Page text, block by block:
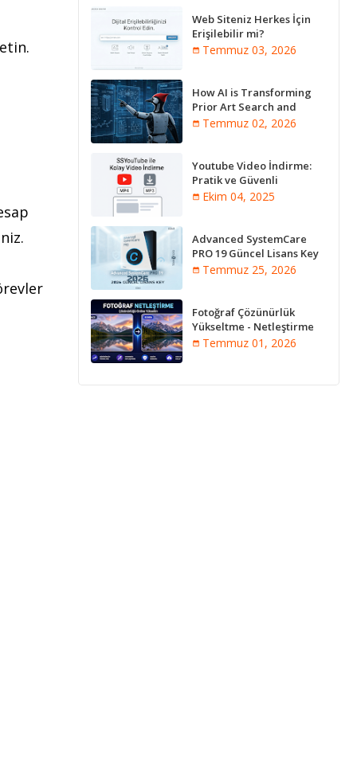
Web Siteniz Herkes İçin
Erişilebilir mi?
Temmuz 03, 2026
How AI is Transforming
Prior Art Search and
Innovation Analysis
Temmuz 02, 2026
Youtube Video İndirme:
Pratik ve Güvenli
Yöntemler
Ekim 04, 2025
Advanced SystemCare
PRO 19 Güncel Lisans Key
2026Temmuz 25, 2026
Fotoğraf Çözünürlük
Yükseltme - Netleştirme
Programları [Online]
Temmuz 01, 2026